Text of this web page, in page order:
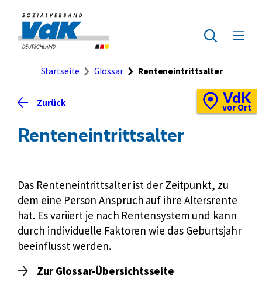
Seiteninhalt
springen
Zur
Startseite
des
Zur
Suche
Menü
Schnellzugriff
Vor-
Standortkarte
VdK
vor Ort
Brotkrumennavigation
Startseite Glossar Renteneintrittsalter
Zurück
Renteneintrittsalter
Das Renteneintrittsalter ist der Zeitpunkt, zu
dem eine Person Anspruch auf ihre Altersrente
hat. Es variiert je nach Rentensystem und kann
durch individuelle Faktoren wie das Geburtsjahr
beeinflusst werden.
Zur Glossar-Übersichtsseite